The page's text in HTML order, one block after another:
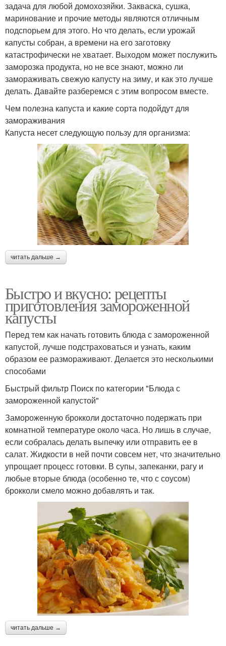
задача для любой домохозяйки. Закваска, сушка,
маринование и прочие методы являются отличным
подспорьем для этого. Но что делать, если урожай
капусты собран, а времени на его заготовку
катастрофически не хватает. Выходом может послужить
заморозка продукта, но не все знают, можно ли
замораживать свежую капусту на зиму, и как это лучше
делать. Давайте разберемся с этим вопросом вместе.
Чем полезна капуста и какие сорта подойдут для
замораживания
Капуста несет следующую пользу для организма:
читать дальше →
Быстро и вкусно: рецепты
приготовления замороженной
капусты
Перед тем как начать готовить блюда с замороженной
капустой, лучше подстраховаться и узнать, каким
образом ее размораживают. Делается это несколькими
способами
Быстрый фильтр Поиск по категории "Блюда с
замороженной капустой"
Замороженную брокколи достаточно подержать при
комнатной температуре около часа. Но лишь в случае,
если собралась делать выпечку или отправить ее в
салат. Жидкости в ней почти совсем нет, что значительно
упрощает процесс готовки. В супы, запеканки, рагу и
любые вторые блюда (особенно те, что с соусом)
брокколи смело можно добавлять и так.
читать дальше →